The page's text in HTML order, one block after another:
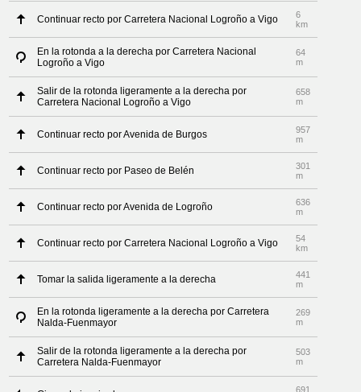
Continuar recto por Carretera Nacional Logroño a Vigo
6
km
En la rotonda a la derecha por Carretera Nacional
Logroño a Vigo
64
m
Salir de la rotonda ligeramente a la derecha por
Carretera Nacional Logroño a Vigo
658
m
Continuar recto por Avenida de Burgos
957
m
Continuar recto por Paseo de Belén
301
m
Continuar recto por Avenida de Logroño
636
m
Continuar recto por Carretera Nacional Logroño a Vigo
54
km
Tomar la salida ligeramente a la derecha
441
m
En la rotonda ligeramente a la derecha por Carretera
Nalda-Fuenmayor
269
m
Salir de la rotonda ligeramente a la derecha por
Carretera Nalda-Fuenmayor
503
m
691